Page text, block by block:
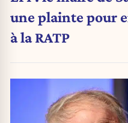
une plainte pour
à la RATP